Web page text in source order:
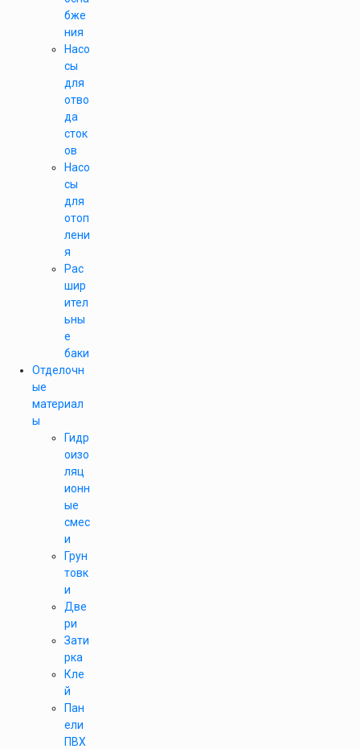
бже
ния
Насо
сы
для
отво
да
сток
ов
Насо
сы
для
отоп
лени
я
Рас
шир
ител
ьны
е
баки
Отделочн
ые
материал
ы
Гидр
оизо
ляц
ионн
ые
смес
и
Грун
товк
и
Две
ри
Зати
рка
Кле
й
Пан
ели
ПВХ